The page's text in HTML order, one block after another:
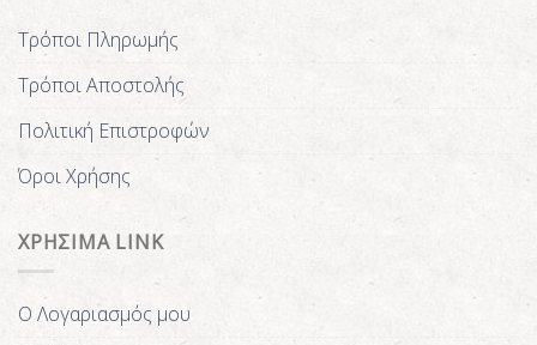
Τρόποι Πληρωμής
Τρόποι Αποστολής
Πολιτική Επιστροφών
Όροι Χρήσης
ΧΡΗΣΙΜΑ LINK
Ο Λογαριασμός μου